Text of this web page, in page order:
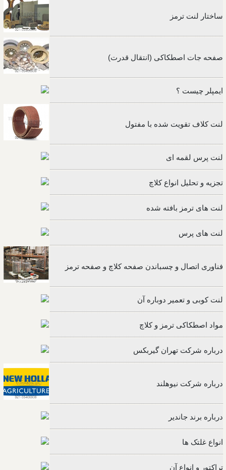
ساختار لنت ترمز
صفحه جات اصطکاکی (انتقال قدرت)
ایمپلر چیست ؟
لنت کلاف تقویت شده با مفتول
لنت پرس لقمه ای
تجزیه و تحلیل انواع کلاچ
لنت های ترمز بافته شده
لنت های پرس
فناوری اتصال و چسباندن صفحه کلاچ و صفحه ترمز
لنت کوبی و تعمیر دوباره آن
مواد اصطکاکی ترمز و کلاچ
درباره شرکت تهران گیربکس
درباره شرکت نیوهلند
درباره برند جاندیر
انواع غلتک ها
تراکتور و انواع آن